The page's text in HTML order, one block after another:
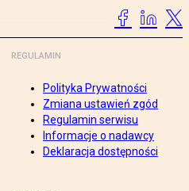
REGULAMIN
Polityka Prywatności
Zmiana ustawień zgód
Regulamin serwisu
Informacje o nadawcy
Deklaracja dostępności